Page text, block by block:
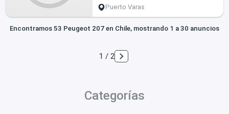
Puerto Varas
Encontramos 53 Peugeot 207 en Chile, mostrando 1 a 30 anuncios
1 / 2
Categorías